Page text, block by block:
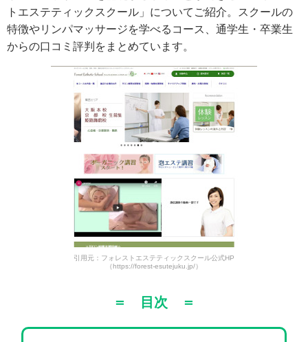
トエステティックスクール」についてご紹介。スクールの
特徴やリンパマッサージを学べるコース、通学生・卒業生
からの口コミ評判をまとめています。
引用元：フォレストエステティックスクール公式HP
（https://forest-esutejuku.jp/）
＝ 目次 ＝